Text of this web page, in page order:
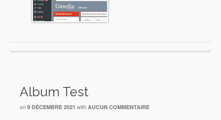
Album Test
on 9 DÉCEMBRE 2021 with AUCUN COMMENTAIRE